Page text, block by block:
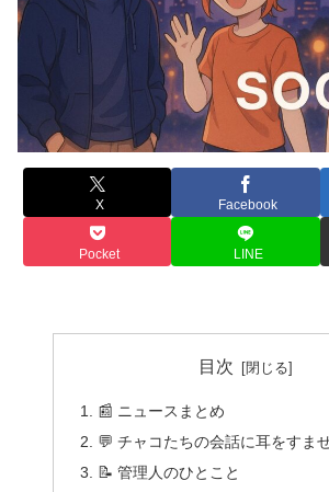
X Facebook
Pocket LINE
目次
📰 ニュースまとめ
💬 チャコたちの会話に耳をすま
📝 管理人のひとこと